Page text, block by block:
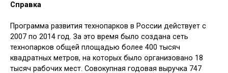
Справка
Программа развития технопарков в России действует с
2007 по 2014 год. За это время было создана сеть
технопарков общей площадью более 400 тысяч
квадратных метров, на которых было организовано 18
тысяч рабочих мест. Совокупная годовая выручка 747